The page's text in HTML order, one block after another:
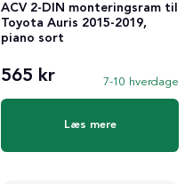
ACV 2-DIN monteringsram til
Toyota Auris 2015-2019,
piano sort
565 kr 7-10 hverdage
Læs mere